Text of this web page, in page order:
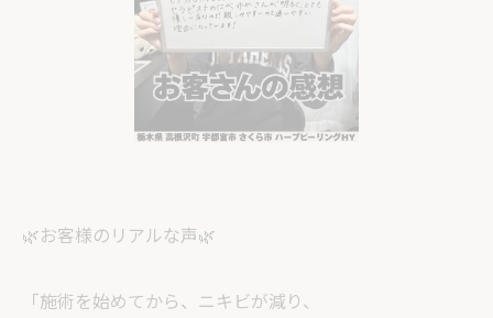
🌿お客様のリアルな声🌿
「施術を始めてから、ニキビが減り、